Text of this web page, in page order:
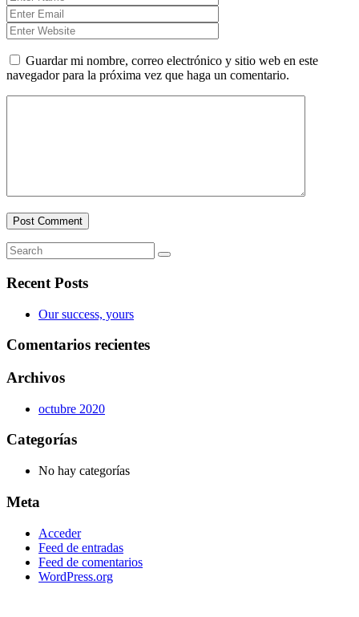
Guardar mi nombre, correo electrónico y sitio web en este
navegador para la próxima vez que haga un comentario.
Recent Posts
Our success, yours
Comentarios recientes
Archivos
octubre 2020
Categorías
No hay categorías
Meta
Acceder
Feed de entradas
Feed de comentarios
WordPress.org